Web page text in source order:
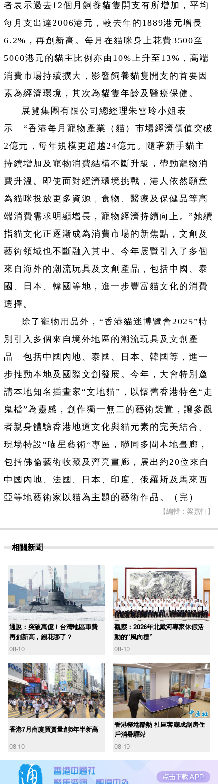
者表示過去12個月飼養貓隻開支有所增加，平均
每月支出達2006港元，較去年的1889港元增長
6.2%，再創新高。每月在貓咪身上花費3500至
5000港元的貓主比例亦由10%上升至13%，高端
消費市場持續擴大，影響飼養貓隻開支的首要因
素為經濟環境，其次為貓隻年齡及醫療保健。
展覽集團有限公司總經理朱雪玲小姐表
示：“香港每月寵物產業（貓）市場經濟價值突破
2億元，每年規模更超越24億元。隨著新手貓主
持續增加及寵物消費結構不斷升級，帶動寵物消
費升溫。即使面對經濟環境挑戰，港人依然願意
為貓咪投放更多資源，食物、醫療及保健品等高
端消費需求明顯增長，寵物經濟持續向上。”她續
指貓文化正逐漸成為消費市場的新焦點，文創及
藝術領域也不斷融入其中。今年展覽引入了多個
來自海外的潮流玩具及文創產品，包括中國、泰
國、日本、韓國等地，進一步豐富貓文化的消費
選擇。
除了寵物用品外，“香港貓迷博覽會2025”特
別引入多個來自境外地區的潮流玩具及文創產
品，包括中國內地、泰國、日本、韓國等，進一
步推動本地及國際文創發展。今年，大會特別邀
請本地知名插畫家“文地貓”，以懷舊香港特色“走
鬼檔”為靈感，創作獨一無二的藝術裝置，讓參觀
者親身體驗香港地道文化與貓元素的完美結合。
現場特設“喵星藝術”專區，聯同多間本地畫廊，
包括佛倫藝術收藏及齊亮畫廊，展出約20位來自
中國內地、法國、日本、印度、俄羅斯及馬來西
亞等地藝術家以貓為主題的藝術作品。（完）
【編輯：梁嘉軒】
相關新聞
通說：突破萬億！台灣地區軍費
再創新高，錢花哪了？
08-10
觀察：2026年北戴河專家休假活
動的“風向標”
08-10
香港7月商廈買賣量創5年半新高
08-10
香港極端酷熱 社區客廳成劏房住
戶消暑驛站
08-10